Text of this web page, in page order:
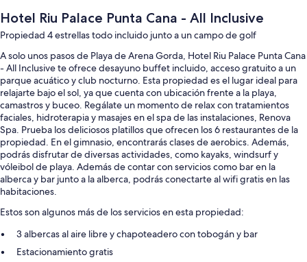
Hotel Riu Palace Punta Cana - All Inclusive
Propiedad 4 estrellas todo incluido junto a un campo de golf
A solo unos pasos de Playa de Arena Gorda, Hotel Riu Palace Punta Cana
- All Inclusive te ofrece desayuno buffet incluido, acceso gratuito a un
parque acuático y club nocturno. Esta propiedad es el lugar ideal para
relajarte bajo el sol, ya que cuenta con ubicación frente a la playa,
camastros y buceo. Regálate un momento de relax con tratamientos
faciales, hidroterapia y masajes en el spa de las instalaciones, Renova
Spa. Prueba los deliciosos platillos que ofrecen los 6 restaurantes de la
propiedad. En el gimnasio, encontrarás clases de aerobics. Además,
podrás disfrutar de diversas actividades, como kayaks, windsurf y
vóleibol de playa. Además de contar con servicios como bar en la
alberca y bar junto a la alberca, podrás conectarte al wifi gratis en las
habitaciones.
Estos son algunos más de los servicios en esta propiedad:
3 albercas al aire libre y chapoteadero con tobogán y bar
Estacionamiento gratis